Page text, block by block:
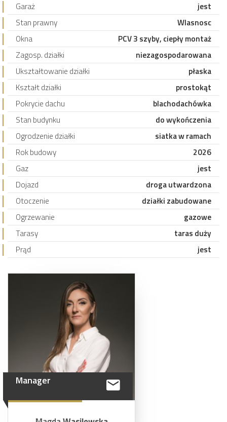
Garaż
jest
Stan prawny
Wlasnosc
Okna
PCV 3 szyby, ciepły montaż
Zagosp. działki
niezagospodarowana
Ukształtowanie działki
płaska
Kształt działki
prostokąt
Pokrycie dachu
blachodachówka
Stan budynku
do wykończenia
Ogrodzenie działki
siatka w ramach
Rok budowy
2026
Gaz
jest
Dojazd
droga utwardzona
Otoczenie
działki zabudowane
Ogrzewanie
gazowe
Tarasy
taras duży
Prąd
jest
Manager